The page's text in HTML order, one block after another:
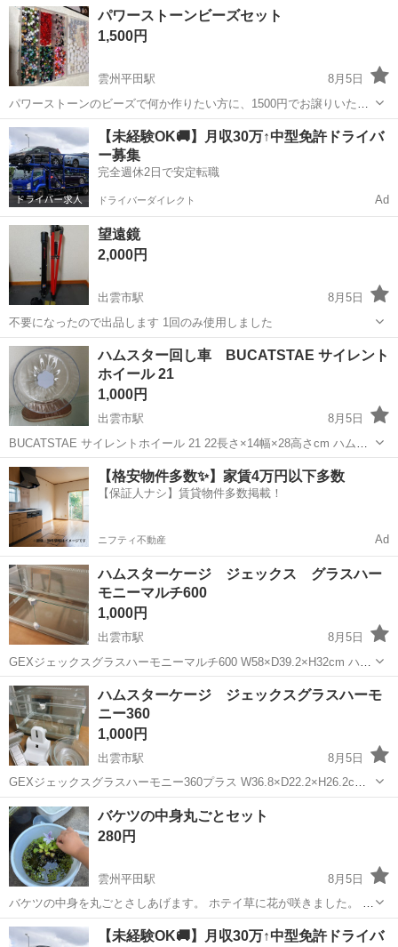
♀37 パープルのニジイロクワガタは珍しいと思います。 こちらの幼虫
はマットを食...
島根 出雲市 幼虫
パワーストーンビーズセット
1,500円
雲州平田駅
8月5日
パワーストーンのビーズで何か作りたい方に、1500円でお譲りいたし
ましす。 ハンドメイド作品にお使いくださいね♪ ウッドビーズや、パ
ワーストーンのバラのビーズなどいろんなビーズがあります。 お気軽
にメッセージくださいね。
島根 出雲市 雲州平田駅 その他 パワーストーン
【未経験OK🚚】月収30万↑中型免許ドライバ
ー募集
完全週休2日で安定転職
ドライバーダイレクト Ad
望遠鏡
2,000円
出雲市駅
8月5日
不要になったので出品します 1回のみ使用しました
島根 出雲市 出雲市駅 その他
ハムスター回し車 BUCATSTAE サイレント
ホイール 21
1,000円
出雲市駅
8月5日
BUCATSTAE サイレントホイール 21 22長さ×14幅×28高さcm ハムス
ター用のプラスチック製の回し車です。 すぐに買い替えてしまった為
比較的綺麗だと思います。 水洗い済みです。 使用感があると思います
ので...
島根 出雲市 出雲市駅 その他 回し車
【格安物件多数✨】家賃4万円以下多数
【保証人ナシ】賃貸物件多数掲載！
ニフティ不動産 Ad
ハムスターケージ ジェックス グラスハー
モニーマルチ600
1,000円
出雲市駅
8月5日
GEXジェックスグラスハーモニーマルチ600 W58×D39.2×H32cm ハム
スター用のガラス製オールクリアケージです。 2年近く使用していま
した。 使用感はありますが、まだまだ使っていただける状態です。 水
洗い済みで...
島根 出雲市 出雲市駅 グラスハーモニーマルチ
ハムスターケージ ジェックスグラスハーモ
ニー360
1,000円
出雲市駅
8月5日
GEXジェックスグラスハーモニー360プラス W36.8×D22.2×H26.2cm
回し車2サイズ ハーモニーステージS ハムスター用のガラス製オール
クリアケージです。 2年近く使用していました。 使用感はあります
が、ま...
島根 出雲市 出雲市駅 その他 ハムスター
バケツの中身丸ごとセット
280円
雲州平田駅
8月5日
バケツの中身を丸ごとさしあげます。 ホテイ草に花が咲きました。 メ
ダカ７匹写っていますが、プラスαで４匹おつけして１１匹差し上げま
す。 栄養満点のグリーンウォーターに入ってバケツの中身丸ごとさし
島根 出雲市 雲州平田駅 その他 メダカ
【未経験OK🚚】月収30万↑中型免許ドライバ